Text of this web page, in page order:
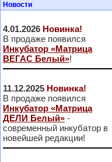
Новости
4.01.2026 Новинка!
В продаже появился
Инкубатор «Матрица
ВЕГАС Белый»!
11.12.2025 Новинка!
В продаже появился
Инкубатор «Матрица
ДЕЛИ Белый» -
современный инкубатор в
новейшей редакции!